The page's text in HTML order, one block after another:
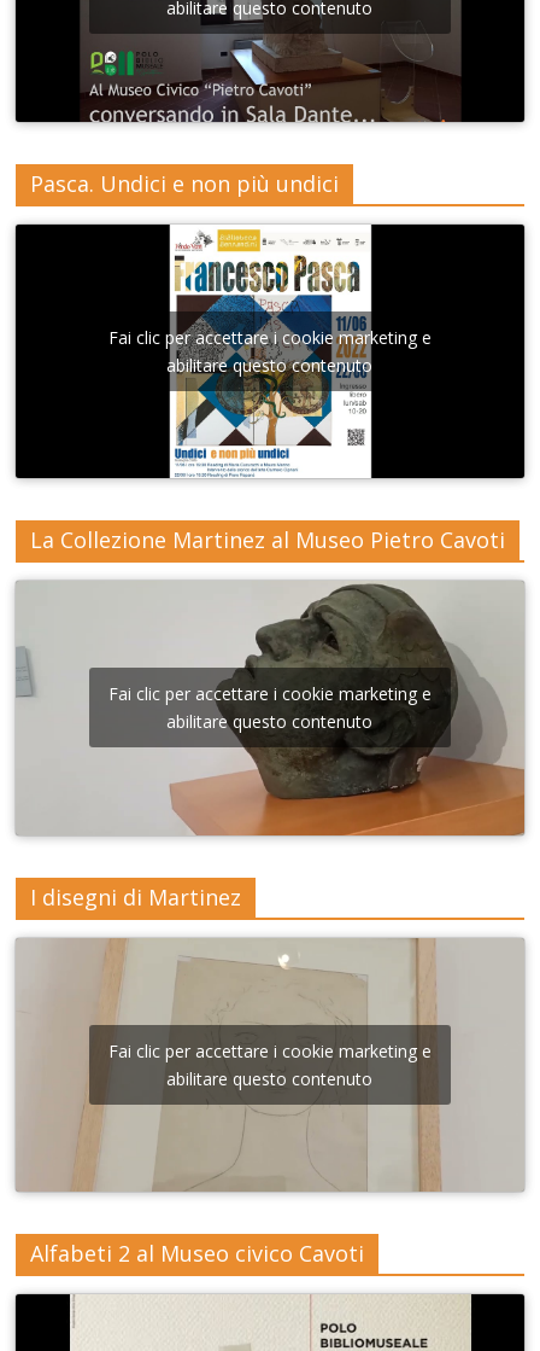
abilitare questo contenuto
Pasca. Undici e non più undici
Fai clic per accettare i cookie marketing e
abilitare questo contenuto
La Collezione Martinez al Museo Pietro Cavoti
Fai clic per accettare i cookie marketing e
abilitare questo contenuto
I disegni di Martinez
Fai clic per accettare i cookie marketing e
abilitare questo contenuto
Alfabeti 2 al Museo civico Cavoti